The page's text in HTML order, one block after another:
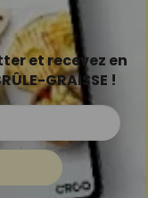
et recevez en
GRAISSE !